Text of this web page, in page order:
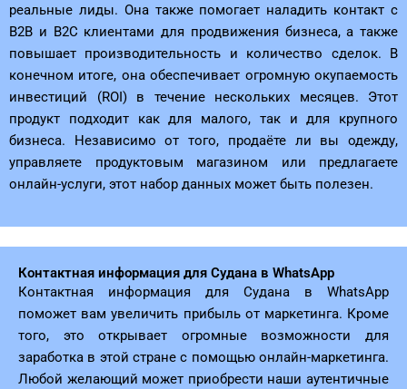
реальные лиды. Она также помогает наладить контакт с
B2B и B2C клиентами для продвижения бизнеса, а также
повышает производительность и количество сделок. В
конечном итоге, она обеспечивает огромную окупаемость
инвестиций (ROI) в течение нескольких месяцев. Этот
продукт подходит как для малого, так и для крупного
бизнеса. Независимо от того, продаёте ли вы одежду,
управляете продуктовым магазином или предлагаете
онлайн-услуги, этот набор данных может быть полезен.
Контактная информация для Судана в WhatsApp
Контактная информация для Судана в WhatsApp
поможет вам увеличить прибыль от маркетинга. Кроме
того, это открывает огромные возможности для
заработка в этой стране с помощью онлайн-маркетинга.
Любой желающий может приобрести наши аутентичные